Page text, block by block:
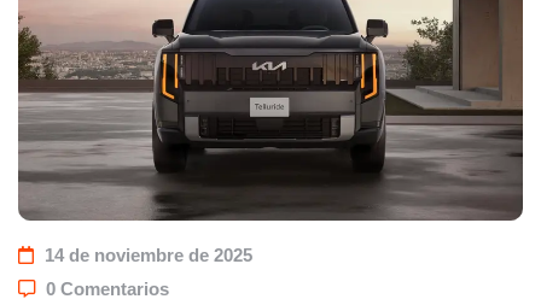
14 de noviembre de 2025
0 Comentarios